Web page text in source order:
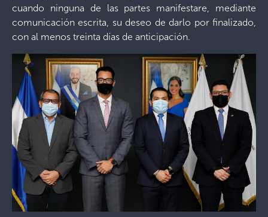
cuando ninguna de las partes manifestare, mediante
comunicación escrita, su deseo de darlo por finalizado,
con al menos treinta días de anticipación.